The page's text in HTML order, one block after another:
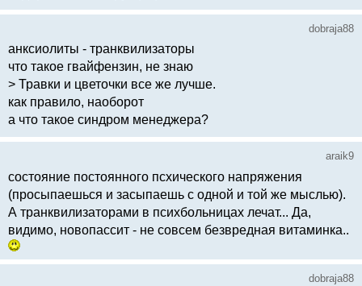
dobraja88
анксиолиты - транквилизаторы
что такое гвайфензин, не знаю
> Травки и цветочки все же лучше.
как правило, наоборот
а что такое синдром менеджера?
araik9
состояние постоянного псхического напряжения
(просыпаешься и засыпаешь с одной и той же мыслью).
А транквилизаторами в психбольницах лечат... Да,
видимо, новопассит - не совсем безвредная витаминка..
dobraja88